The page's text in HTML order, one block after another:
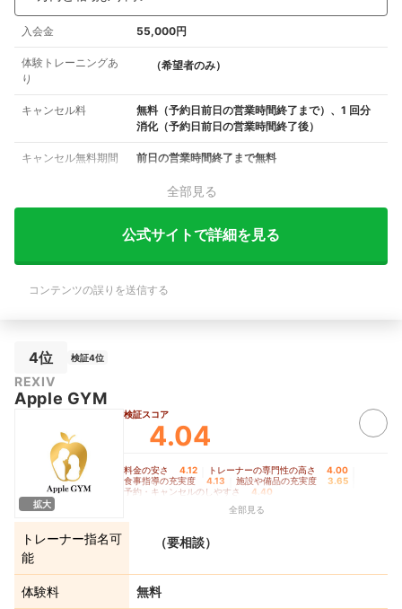
入会金 55,000円
体験トレーニングあ
り
（希望者のみ）
キャンセル料
無料（予約日前日の営業時間終了まで）、1 回分
消化（予約日前日の営業時間終了後）
キャンセル無料期間 前日の営業時間終了まで無料
全部見る
公式サイトで詳細を見る
コンテンツの誤りを送信する
4位 検証4位
REXIV
Apple GYM
拡大
検証スコア
4.04
料金の安さ 4.12 トレーナーの専門性の高さ 4.00
食事指導の充実度 4.13 施設や備品の充実度 3.65
予約・キャンセルのしやすさ
4.40
全部見る
トレーナー指名可
能
（要相談）
体験料 無料